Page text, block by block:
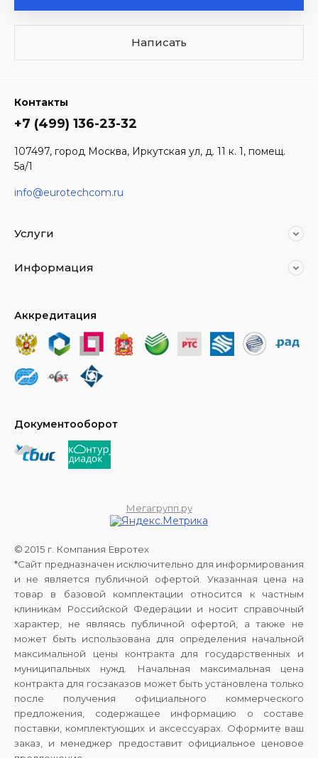
Написать
Контакты
+7 (499) 136-23-32
107497, город Москва, Иркутская ул, д. 11 к. 1, помещ.
5а/1
info@eurotechcom.ru
Услуги
Информация
Аккредитация
Документооборот
Мегагрупп.ру
© 2015 г. Компания Евротех
*Сайт предназначен исключительно для информирования
и не является публичной офертой. Указанная цена на
товар в базовой комплектации относится к частным
клиникам Российской Федерации и носит справочный
характер, не являясь публичной офертой, а также не
может быть использована для определения начальной
максимальной цены контракта для государственных и
муниципальных нужд. Начальная максимальная цена
контракта для госзаказов может быть установлена только
после получения официального коммерческого
предложения, содержащее информацию о составе
поставки, комплектующих и аксессуарах. Оформите ваш
заказ, и менеджер предоставит официальное ценовое